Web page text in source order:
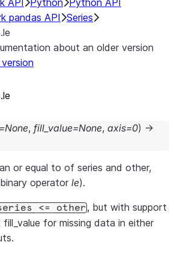
API Python Python API
pandas API
Series
about an older version
=None, fill_value=None, axis=0) →
or equal to of series and other,
operator le).
<= other, but with support
for missing data in either